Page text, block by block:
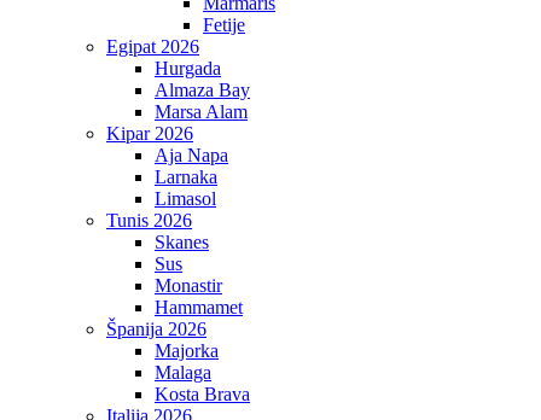
Fetije
Egipat 2026
Hurgada
Almaza Bay
Marsa Alam
Kipar 2026
Aja Napa
Larnaka
Limasol
Tunis 2026
Skanes
Sus
Monastir
Hammamet
Španija 2026
Majorka
Malaga
Kosta Brava